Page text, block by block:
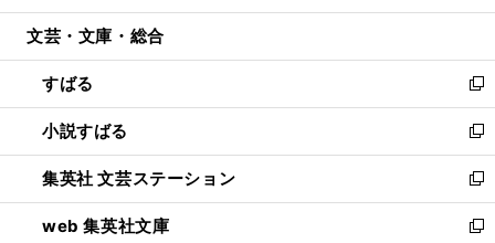
開
ウ
開
く
ン
ウ
で
開
く
ウ
ン
ド
ウ
で
開
く
文芸・文庫・総合
すばる
新
し
い
ウ
ィ
ン
ド
小説すばる
新
し
い
ウ
ィ
集英社 文芸ステーション
新
し
い
web 集英社文庫
新